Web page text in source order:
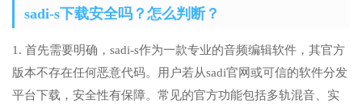
sadi-s下载安全吗？怎么判断？
1. 首先需要明确，sadi-s作为一款专业的音频编辑软件，其官方
版本不存在任何恶意代码。用户若从sadi官网或可信的软件分发
平台下载，安全性有保障。常见的官方功能包括多轨混音、实